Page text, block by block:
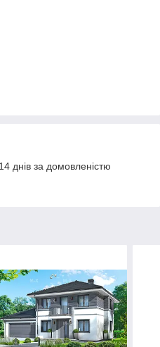
днів за домовленістю